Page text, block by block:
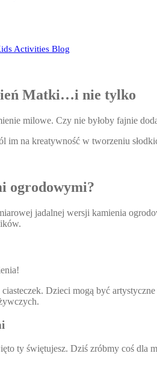
Activities Blog
Matki…i nie tylko
milowe. Czy nie byłoby fajnie
na kreatywność w tworzeniu
ogrodowymi?
jadalnej wersji kamienia
ciasteczek. Dzieci mogą być
ty świętujesz. Dziś zróbmy coś dla